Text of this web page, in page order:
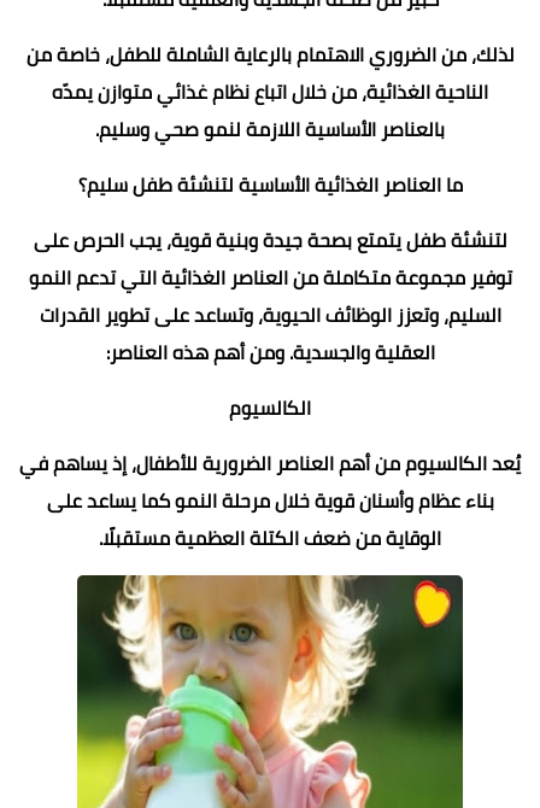
لذلك، من الضروري الاهتمام بالرعاية الشاملة للطفل، خاصة من
الناحية الغذائية، من خلال اتباع نظام غذائي متوازن يمدّه
بالعناصر الأساسية اللازمة لنمو صحي وسليم.
ما العناصر الغذائية الأساسية لتنشئة طفل سليم؟
لتنشئة طفل يتمتع بصحة جيدة وبنية قوية، يجب الحرص على
توفير مجموعة متكاملة من العناصر الغذائية التي تدعم النمو
السليم، وتعزز الوظائف الحيوية، وتساعد على تطوير القدرات
العقلية والجسدية. ومن أهم هذه العناصر:
الكالسيوم
يُعد الكالسيوم من أهم العناصر الضرورية للأطفال، إذ يساهم في
بناء عظام وأسنان قوية خلال مرحلة النمو كما يساعد على
الوقاية من ضعف الكتلة العظمية مستقبلًا.